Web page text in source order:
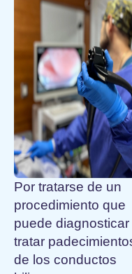
Por tratarse de un
procedimiento que
puede diagnosticar
tratar
de los conductos